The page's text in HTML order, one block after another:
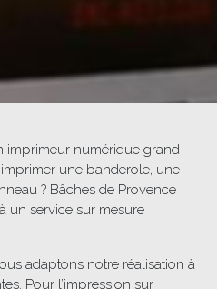
imprimeur numérique grand
une banderole, une
? Bâches de Provence
un service sur mesure
adaptons notre réalisation à
Pour l’impression sur